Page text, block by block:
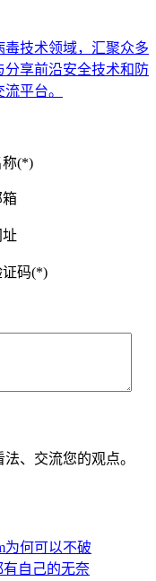
技术领域，汇聚众多
享前沿安全技术和防
平台。
称(*)
箱
址
证码(*)
、交流您的观点。
有自己的无奈